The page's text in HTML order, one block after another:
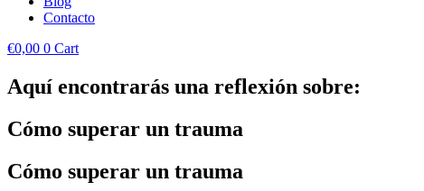
Contacto
€0,00 0 Cart
Aquí encontrarás una reflexión sobre:
Cómo superar un trauma
Cómo superar un trauma